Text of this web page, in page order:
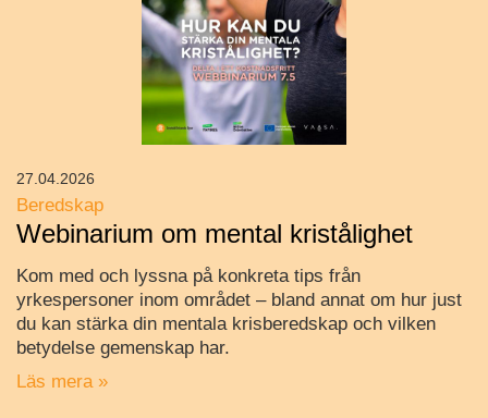
Beredskap
Webinarium om mental kristålighet
Kom med och lyssna på konkreta tips från
yrkespersoner inom området – bland annat om hur just
du kan stärka din mentala krisberedskap och vilken
betydelse gemenskap har.
Läs mera »
27.04.2026